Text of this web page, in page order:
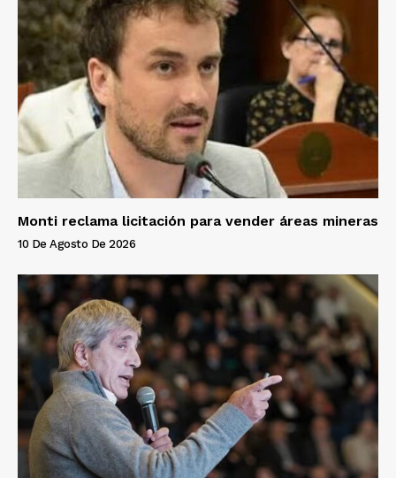
Monti reclama licitación para vender áreas mineras
10 De Agosto De 2026